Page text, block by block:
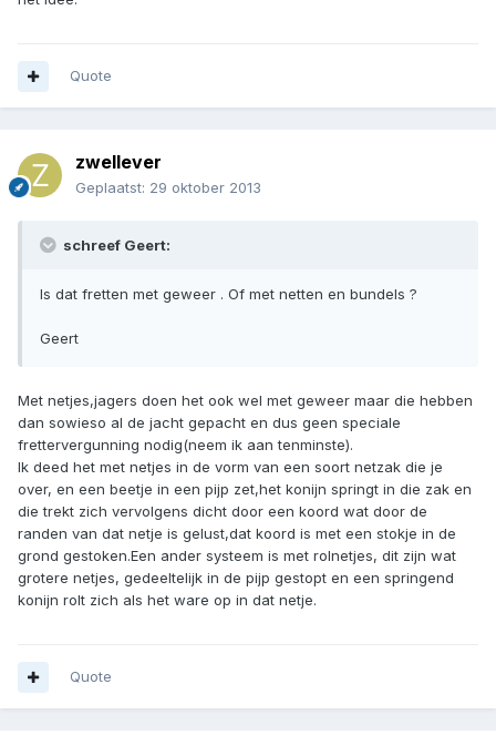
Quote
zwellever
Geplaatst: 29 oktober 2013
schreef Geert:
Is dat fretten met geweer . Of met netten en bundels ?
Geert
Met netjes,jagers doen het ook wel met geweer maar die hebben
dan sowieso al de jacht gepacht en dus geen speciale
frettervergunning nodig(neem ik aan tenminste).
Ik deed het met netjes in de vorm van een soort netzak die je
over, en een beetje in een pijp zet,het konijn springt in die zak en
die trekt zich vervolgens dicht door een koord wat door de
randen van dat netje is gelust,dat koord is met een stokje in de
grond gestoken.Een ander systeem is met rolnetjes, dit zijn wat
grotere netjes, gedeeltelijk in de pijp gestopt en een springend
konijn rolt zich als het ware op in dat netje.
Quote